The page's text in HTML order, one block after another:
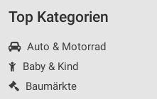
Top Kategorien
Auto & Motorrad
Baby & Kind
Baumärkte
Messung der Werbeleistung
Analyse von Zielgruppen
Kombinationen von Daten
Quellen